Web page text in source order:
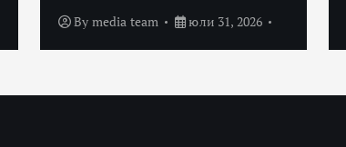
By media team юли 31, 2026